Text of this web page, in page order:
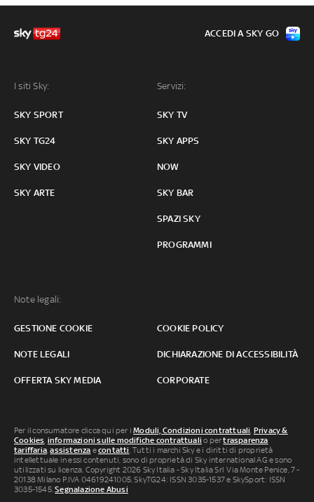
I siti Sky:
SKY SPORT
SKY TG24
SKY VIDEO
SKY ARTE
Servizi:
SKY TV
SKY APPS
NOW
SKY BAR
SPAZI SKY
PROGRAMMI
Note legali:
GESTIONE COOKIE COOKIE POLICY
NOTE LEGALI DICHIARAZIONE DI ACCESSIBILITÀ
OFFERTA SKY MEDIA CORPORATE
ACCEDI A SKY GO
Per il consumatore clicca qui per iModuli, Condizioni contrattuali, Privacy &
Cookies, informazioni sulle modifiche contrattuali o pertrasparenza
tariffaria,assistenza econtatti. Tutti i marchi Sky e i diritti di proprietà
intellettuale in essi contenuti, sono di proprietà di Sky international AG e sono
utilizzati su licenza. Copyright 2026 Sky Italia - Sky Italia Srl Via Monte Penice, 7 -
20138 Milano P.IVA 04619241005. SkyTG24: ISSN 3035-1537 e SkySport: ISSN
3035-1545.Segnalazione Abusi